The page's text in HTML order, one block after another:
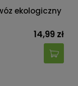
ekologiczny
14,99 zł